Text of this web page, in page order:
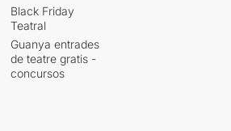
Black Friday
Teatral
Guanya entrades
de teatre gratis -
concursos